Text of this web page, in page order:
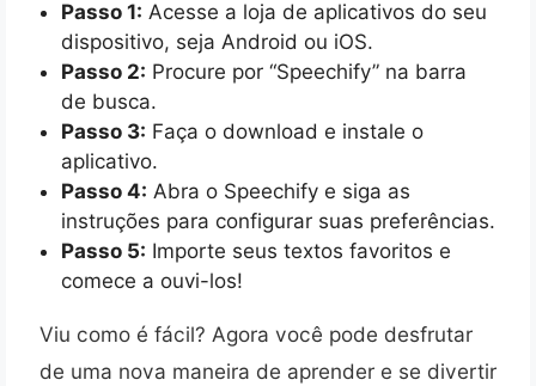
Passo 1: Acesse a loja de aplicativos do seu
dispositivo, seja Android ou iOS.
Passo 2: Procure por “Speechify” na barra
de busca.
Passo 3: Faça o download e instale o
aplicativo.
Passo 4: Abra o Speechify e siga as
instruções para configurar suas preferências.
Passo 5: Importe seus textos favoritos e
comece a ouvi-los!
Viu como é fácil? Agora você pode desfrutar
de uma nova maneira de aprender e se divertir